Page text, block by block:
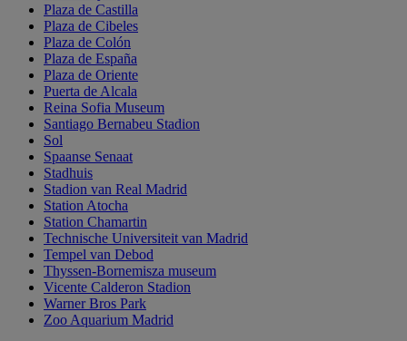
Plaza de Castilla
Plaza de Cibeles
Plaza de Colón
Plaza de España
Plaza de Oriente
Puerta de Alcala
Reina Sofia Museum
Santiago Bernabeu Stadion
Sol
Spaanse Senaat
Stadhuis
Stadion van Real Madrid
Station Atocha
Station Chamartin
Technische Universiteit van Madrid
Tempel van Debod
Thyssen-Bornemisza museum
Vicente Calderon Stadion
Warner Bros Park
Zoo Aquarium Madrid